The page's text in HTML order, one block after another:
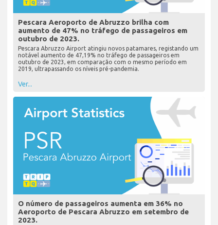
Pescara Aeroporto de Abruzzo brilha com
aumento de 47% no tráfego de passageiros em
outubro de 2023.
Pescara Abruzzo Airport atingiu novos patamares, registando um
notável aumento de 47,19% no tráfego de passageiros em
outubro de 2023, em comparação com o mesmo período em
2019, ultrapassando os níveis pré-pandemia.
Ver...
O número de passageiros aumenta em 36% no
Aeroporto de Pescara Abruzzo em setembro de
2023.